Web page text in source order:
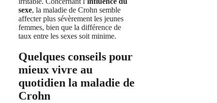
sexe, la maladie de Crohn semble
affecter plus sévèrement les jeunes
femmes, bien que la différence de
taux entre les sexes soit minime.
Quelques conseils pour
mieux vivre au
quotidien la maladie de
Crohn